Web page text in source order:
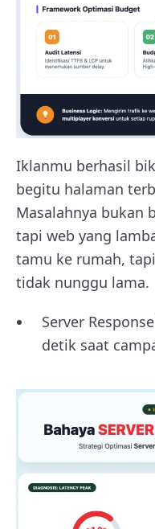
Iklanmu berhasil
begitu halaman
Masalahnya bukan
tapi web yang
tamu ke rumah,
tidak nunggu lama.
Server
detik saat